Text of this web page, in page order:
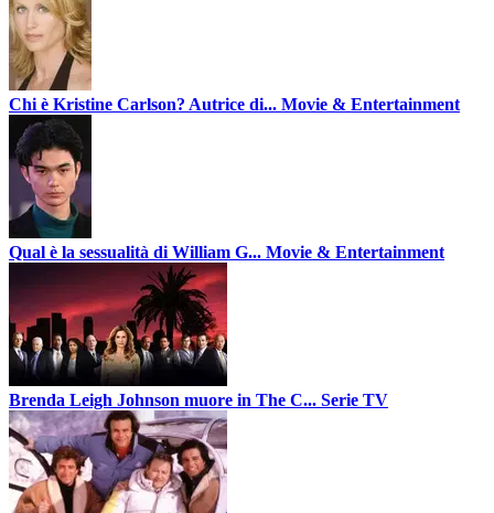
Chi è Kristine Carlson? Autrice di... Movie & Entertainment
Qual è la sessualità di William G... Movie & Entertainment
Brenda Leigh Johnson muore in The C... Serie TV